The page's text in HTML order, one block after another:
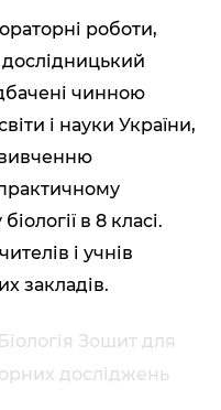
роботи,
чинною
і науки України,
в 8 класі.
і учнів
закладів.
Зошит для
досліджень